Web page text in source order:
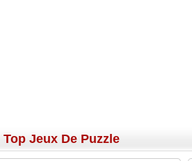
Top Jeux De Puzzle